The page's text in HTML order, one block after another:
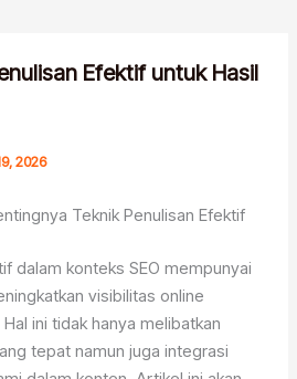
Efektif untuk Hasil
2026
Teknik Penulisan Efektif
dalam konteks SEO mempunyai
visibilitas online
ini tidak hanya melibatkan
tepat namun juga integrasi